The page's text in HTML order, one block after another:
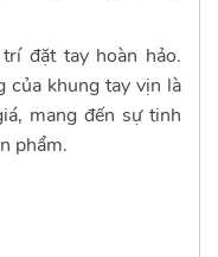
đặt tay hoàn hảo.
của khung tay vịn là
mang đến sự tinh
phẩm.